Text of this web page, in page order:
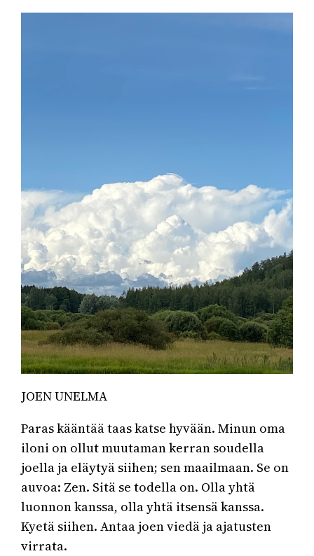
JOEN UNELMA
Paras kääntää taas katse hyvään. Minun oma
iloni on ollut muutaman kerran soudella
joella ja eläytyä siihen; sen maailmaan. Se on
auvoa: Zen. Sitä se todella on. Olla yhtä
luonnon kanssa, olla yhtä itsensä kanssa.
Kyetä siihen. Antaa joen viedä ja ajatusten
virrata.